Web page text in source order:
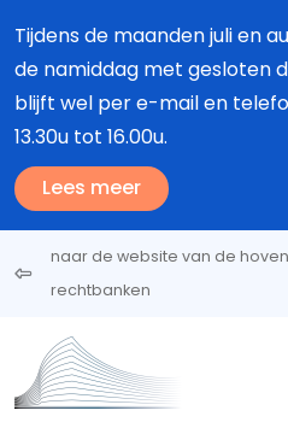
Tijdens de maanden juli en
de namiddag met gesloten
blijft wel per e-mail en
13.30u tot 16.00u.
Lees meer
naar de website van de
rechtbanken